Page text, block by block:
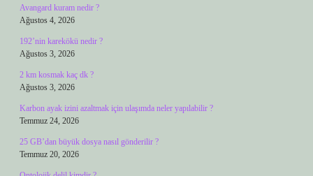
Avangard kuram nedir ?
Ağustos 4, 2026
192’nin karekökü nedir ?
Ağustos 3, 2026
2 km kosmak kaç dk ?
Ağustos 3, 2026
Karbon ayak izini azaltmak için ulaşımda neler yapılabilir ?
Temmuz 24, 2026
25 GB’dan büyük dosya nasıl gönderilir ?
Temmuz 20, 2026